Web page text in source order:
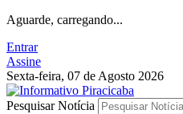
Aguarde, carregando...
Entrar
Assine
Sexta-feira, 07 de Agosto 2026
Pesquisar Notícia